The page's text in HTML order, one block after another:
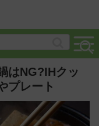
はNG?IHクッ
プレート